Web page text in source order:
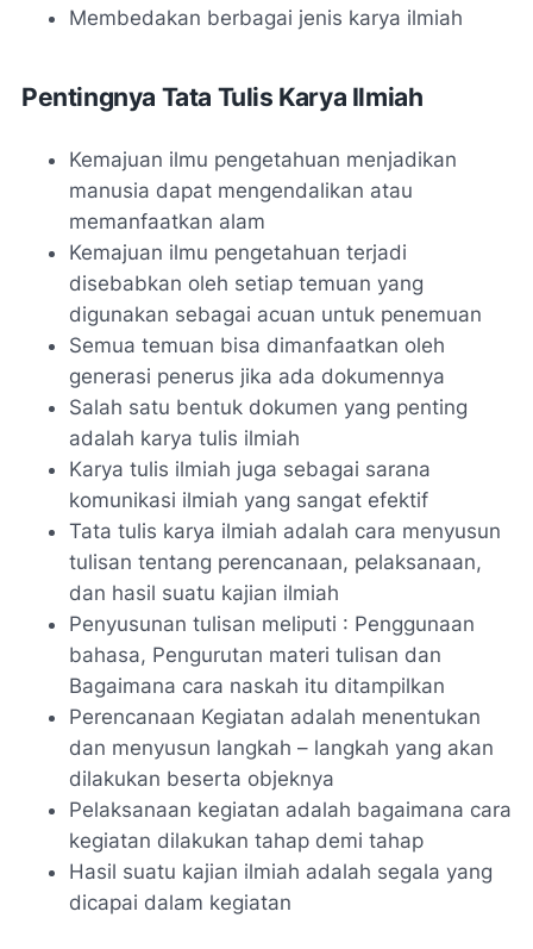
Membedakan berbagai jenis karya ilmiah
Pentingnya Tata Tulis Karya Ilmiah
Kemajuan ilmu pengetahuan menjadikan
manusia dapat mengendalikan atau
memanfaatkan alam
Kemajuan ilmu pengetahuan terjadi
disebabkan oleh setiap temuan yang
digunakan sebagai acuan untuk penemuan
Semua temuan bisa dimanfaatkan oleh
generasi penerus jika ada dokumennya
Salah satu bentuk dokumen yang penting
adalah karya tulis ilmiah
Karya tulis ilmiah juga sebagai sarana
komunikasi ilmiah yang sangat efektif
Tata tulis karya ilmiah adalah cara menyusun
tulisan tentang perencanaan, pelaksanaan,
dan hasil suatu kajian ilmiah
Penyusunan tulisan meliputi : Penggunaan
bahasa, Pengurutan materi tulisan dan
Bagaimana cara naskah itu ditampilkan
Perencanaan Kegiatan adalah menentukan
dan menyusun langkah – langkah yang akan
dilakukan beserta objeknya
Pelaksanaan kegiatan adalah bagaimana cara
kegiatan dilakukan tahap demi tahap
Hasil suatu kajian ilmiah adalah segala yang
dicapai dalam kegiatan